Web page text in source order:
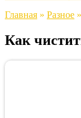
Главная » Разное »
Как